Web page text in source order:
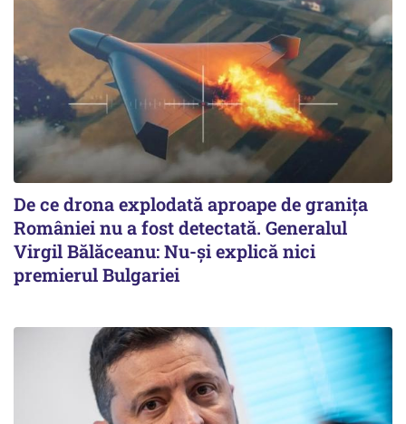
De ce drona explodată aproape de granița
României nu a fost detectată. Generalul
Virgil Bălăceanu: Nu-și explică nici
premierul Bulgariei